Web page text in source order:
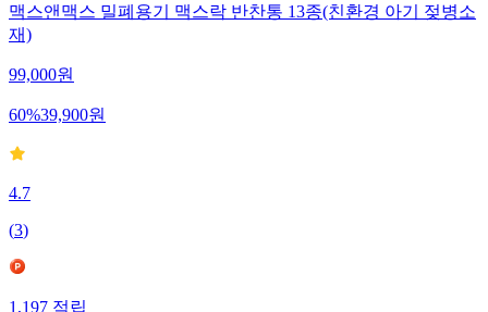
맥스앤맥스 밀폐용기 맥스락 반찬통 13종(친환경 아기 젖병소
재)
99,000원
60%39,900원
4.7
(3)
1,197 적립